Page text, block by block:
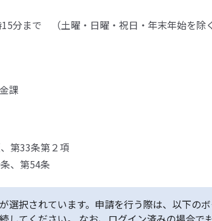
分まで （土曜・日曜・祝日・年末年始を除く
課
第33条第２項
、第54条
選択されています。申請を行う際は、以下の